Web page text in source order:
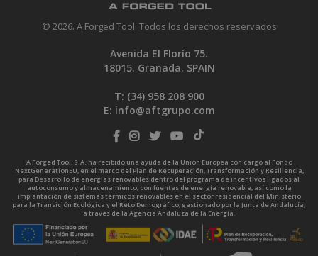
© 2026. A Forged Tool. Todos los derechos reservados
Avenida El Florío 75.
18015. Granada. SPAIN
T: (34) 958 208 900
E: info@aftgrupo.com
A Forged Tool, S.A. ha recibido una ayuda de la Unión Europea con cargo al Fondo
NextGenerationEU, en el marco del Plan de Recuperación, Transformación y Resiliencia,
para Desarrollo de energías renovables dentro del programa de incentivos ligados al
autoconsumo y almacenamiento, con fuentes de energía renovable, así como la
implantación de sistemas térmicos renovables en el sector residencial del Ministerio
para la Transición Ecológica y el Reto Demográfico, gestionado por la Junta de Andalucía,
a través de la Agencia Andaluza de la Energía.